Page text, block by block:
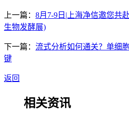
上一篇： 8月7-9日|上海净信邀您共
生物发酵展)
下一篇： 流式分析如何通关？单细
键
返回
相关资讯